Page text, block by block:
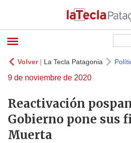
Volver| La Tecla Patagonia
9 de noviembre de 2020
Reactivación
Gobierno pone sus
Muerta